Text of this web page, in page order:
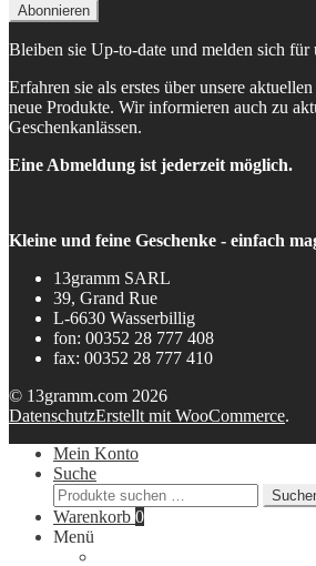
Bleiben sie Up-to-date und melden sich für
Erfahren sie als erstes über unsere
neue Produkte. Wir informieren auch zu
Geschenkanlässen.
Eine Abmeldung ist jederzeit möglich.
Kleine und feine Geschenke - einfach
13gramm SARL
39, Grand Rue
L-6630 Wasserbillig
fon: 00352 28 777 408
fax: 00352 28 777 410
© 13gramm.com 2026
DatenschutzErstellt mit WooCommerce.
Mein Konto
Suche
Suchen
nach:
Warenkorb 0
Menü